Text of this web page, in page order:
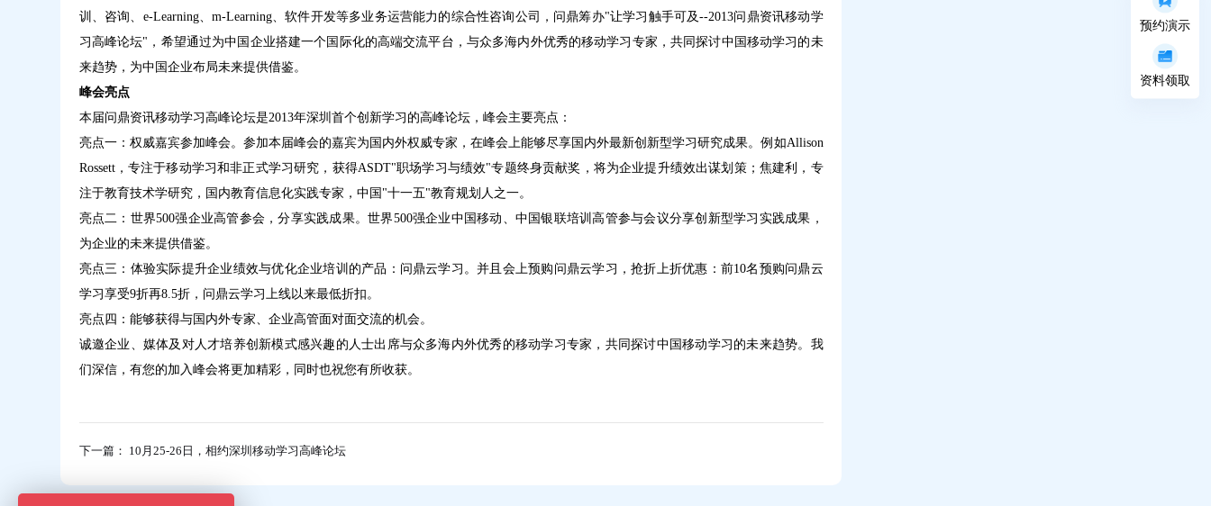
训、咨询、e-Learning、m-Learning、软件开发等多业务运营能力的综合性咨询公司，问鼎筹办"让学习触手可及--2013问鼎资讯移动学
习高峰论坛"，希望通过为中国企业搭建一个国际化的高端交流平台，与众多海内外优秀的移动学习专家，共同探讨中国移动学习的未
来趋势，为中国企业布局未来提供借鉴。
峰会亮点
本届问鼎资讯移动学习高峰论坛是2013年深圳首个创新学习的高峰论坛，峰会主要亮点：
亮点一：权威嘉宾参加峰会。参加本届峰会的嘉宾为国内外权威专家，在峰会上能够尽享国内外最新创新型学习研究成果。例如Allison
Rossett，专注于移动学习和非正式学习研究，获得ASDT"职场学习与绩效"专题终身贡献奖，将为企业提升绩效出谋划策；焦建利，专
注于教育技术学研究，国内教育信息化实践专家，中国"十一五"教育规划人之一。
亮点二：世界500强企业高管参会，分享实践成果。世界500强企业中国移动、中国银联培训高管参与会议分享创新型学习实践成果，
为企业的未来提供借鉴。
亮点三：体验实际提升企业绩效与优化企业培训的产品：问鼎云学习。并且会上预购问鼎云学习，抢折上折优惠：前10名预购问鼎云
学习享受9折再8.5折，问鼎云学习上线以来最低折扣。
亮点四：能够获得与国内外专家、企业高管面对面交流的机会。
诚邀企业、媒体及对人才培养创新模式感兴趣的人士出席与众多海内外优秀的移动学习专家，共同探讨中国移动学习的未来趋势。我
们深信，有您的加入峰会将更加精彩，同时也祝您有所收获。
下一篇： 10月25-26日，相约深圳移动学习高峰论坛
预约演示
资料领取